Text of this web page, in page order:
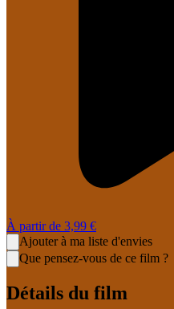
À partir de 3,99 €
Ajouter à ma liste d'envies
Que pensez-vous de ce film ?
Détails du film